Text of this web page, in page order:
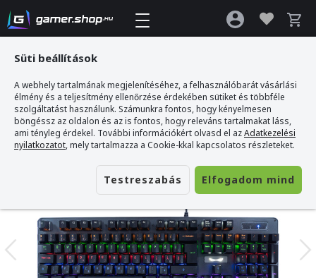
Gamer webshop >BANDIT GOLEM Mechanikus Gamer Billentyűzet - MAGYAR
KIOSZTÁS
Süti beállítások
A webhely tartalmának megjelenítéséhez, a felhasználóbarát vásárlási
élmény és a teljesítmény ellenőrzése érdekében sütiket és többféle
szolgáltatást használunk. Számunkra fontos, hogy kényelmesen
böngéssz az oldalon és az is fontos, hogy releváns tartalmakat láss,
ami tényleg érdekel. További információkért olvasd el azAdatkezelési
nyilatkozatot, mely tartalmazza a Cookie-kkal kapcsolatos részleteket.
Testreszabás Elfogadom mind